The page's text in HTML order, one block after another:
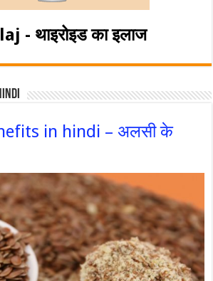
- थाइरोइड का इलाज
in hindi – अलसी के